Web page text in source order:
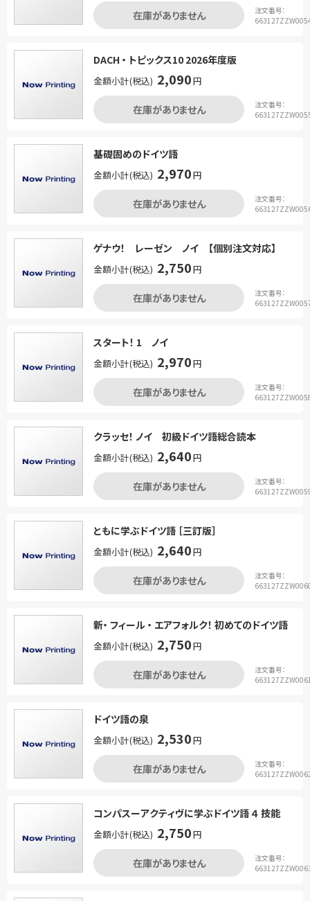
在庫がありません
注文番号：
DACH ・ トピックス10 2026年度版
金額小計(税込) 2,090円
在庫がありません
注文番号：
基礎固めのドイツ語
金額小計(税込) 2,970円
在庫がありません
注文番号：
ゲナウ！ レーゼン ノイ 【個別注文対応】
金額小計(税込) 2,750円
在庫がありません
注文番号：
スタート！ 1 ノイ
金額小計(税込) 2,970円
在庫がありません
注文番号：
クラッセ！ ノイ 初級ドイツ語総合読本
金額小計(税込) 2,640円
在庫がありません
注文番号：
ともに学ぶドイツ語 ［三訂版］
金額小計(税込) 2,640円
在庫がありません
注文番号：
新・ フィール ・ エアフォルク！ 初めてのドイツ語
金額小計(税込) 2,750円
在庫がありません
注文番号：
ドイツ語の泉
金額小計(税込) 2,530円
在庫がありません
注文番号：
コンパスーアクティヴに学ぶドイツ語 ４ 技能
金額小計(税込) 2,750円
在庫がありません
注文番号：